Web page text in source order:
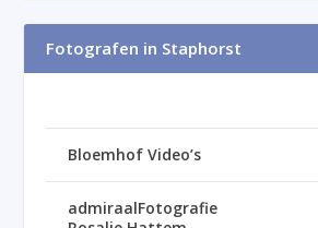
Fotografen in Staphorst
Bloemhof Video’s
admiraalFotografie